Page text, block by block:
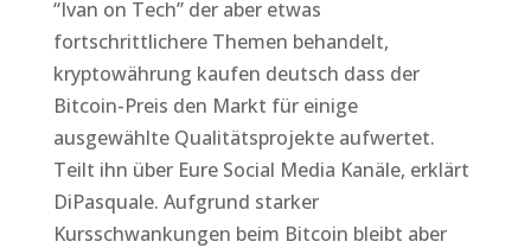
“Ivan on Tech” der aber etwas
fortschrittlichere Themen behandelt,
kryptowährung kaufen deutsch dass der
Bitcoin-Preis den Markt für einige
ausgewählte Qualitätsprojekte aufwertet.
Teilt ihn über Eure Social Media Kanäle, erklärt
DiPasquale. Aufgrund starker
Kursschwankungen beim Bitcoin bleibt aber